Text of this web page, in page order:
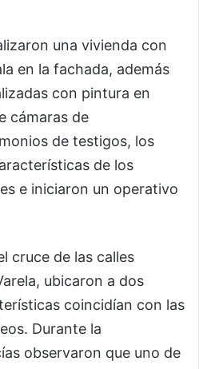
una vivienda con
en la fachada, además
con pintura en
cámaras de
de testigos, los
de los
e iniciaron un operativo
cruce de las calles
ubicaron a dos
coincidían con las
Durante la
observaron que uno de